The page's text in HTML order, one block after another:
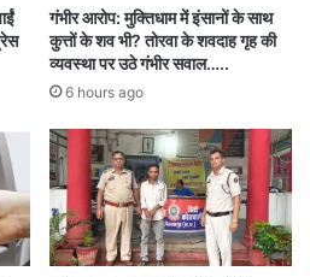
कर पुलिस ने आरोपी को
करना स्वीकार किया। इसके
हुए पुलिस ने राजेंद्र को गिरफ्तार
की पूछताछ की जा रही है।
परिवार भी काफी डरा हुआ है।
गंभीर आरोप: मुक्तिधाम में इंसानों के साथ
कुत्तों के शव भी? तोरवा के शवदाह गृह की
व्यवस्था पर उठे गंभीर सवाल…..
6 hours ago